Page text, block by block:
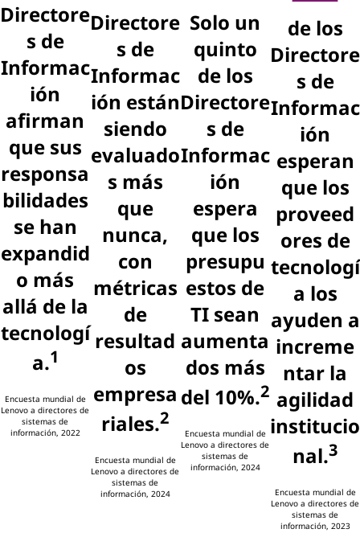
Directore
s de
Informac
ión
afirman
que sus
responsa
bilidades
se han
expandid
o más
allá de la
tecnologí
a.1
Encuesta mundial de
Lenovo a directores de
sistemas de
información, 2022
Directore
s de
Informac
ión están
siendo
evaluado
s más
que
nunca,
con
métricas
de
resultad
os
empresa
riales.2
Encuesta mundial de
Lenovo a directores de
sistemas de
información, 2024
Solo un
quinto
de los
Directore
s de
Informac
ión
espera
que los
presupu
estos de
TI sean
aumenta
dos más
del 10%.2
Encuesta mundial de
Lenovo a directores de
sistemas de
información, 2024
de los
Directore
s de
Informac
ión
esperan
que los
proveed
ores de
tecnologí
a los
ayuden a
increme
ntar la
agilidad
institucio
nal.3
Encuesta mundial de
Lenovo a directores de
sistemas de
información, 2023